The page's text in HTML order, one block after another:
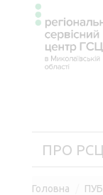
ПРО РСЦ
Головна